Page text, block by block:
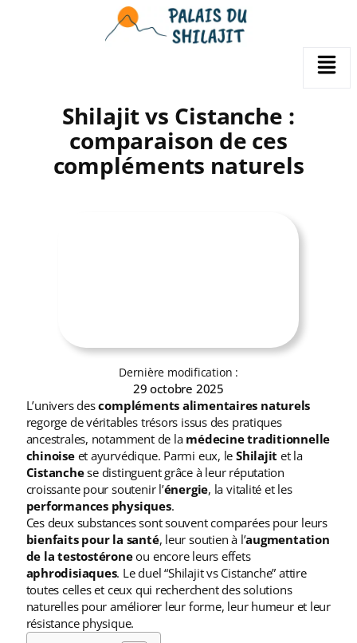
Shilajit vs Cistanche :
comparaison de ces
compléments naturels
Dernière modification :
29 octobre 2025
L’univers descompléments alimentaires naturels
regorge de véritables trésors issus des pratiques
ancestrales, notamment de la médecine traditionnelle
chinoiseet ayurvédique. Parmi eux, le Shilajit et la
Cistanchese distinguent grâce à leur réputation
croissante pour soutenir l’énergie, la vitalité et les
performances physiques.
Ces deux substances sont souvent comparées pour leurs
bienfaits pour la santé, leur soutien à l’augmentation
de la testostéroneou encore leurs effets
aphrodisiaques. Le duel “Shilajit vs Cistanche” attire
toutes celles et ceux qui recherchent des solutions
naturelles pour améliorer leur forme, leur humeur et leur
résistance physique.